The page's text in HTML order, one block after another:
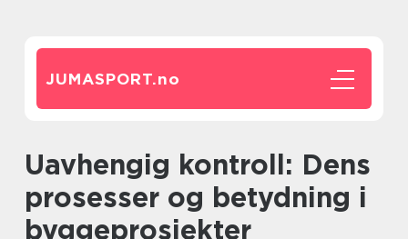
JUMASPORT.no
Uavhengig kontroll: Dens
prosesser og betydning i
byggeprosjekter